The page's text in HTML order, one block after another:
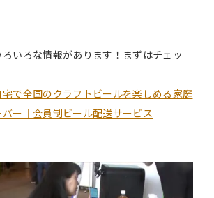
いろな情報があります！まずはチェッ
宅で全国のクラフトビールを楽しめる家庭
ー｜会員制ビール配送サービス